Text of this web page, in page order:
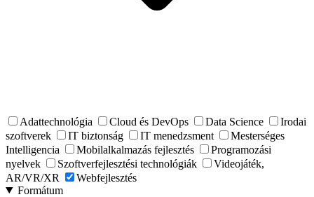
Adattechnológia Cloud és DevOps Data Science
Irodai
szoftverek
IT biztonság IT menedzsment
Mesterséges
Intelligencia
Mobilalkalmazás fejlesztés
Programozási
nyelvek
Szoftverfejlesztési technológiák
Videojáték,
AR/VR/XR
Webfejlesztés
Formátum